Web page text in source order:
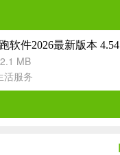
软件2026最新版本
MB
活服务